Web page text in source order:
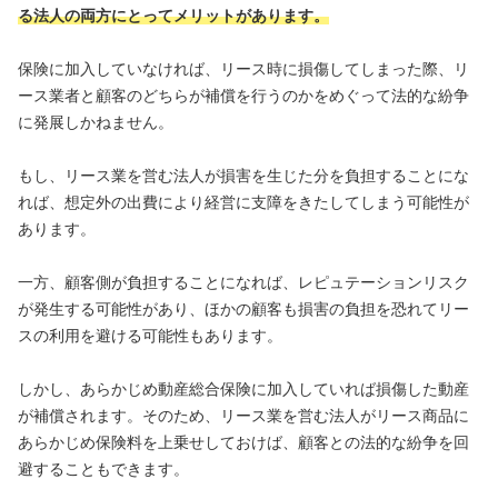
る法人の両方にとってメリットがあります。
保険に加入していなければ、リース時に損傷してしまった際、リ
ース業者と顧客のどちらが補償を行うのかをめぐって法的な紛争
に発展しかねません。
もし、リース業を営む法人が損害を生じた分を負担することにな
れば、想定外の出費により経営に支障をきたしてしまう可能性が
あります。
一方、顧客側が負担することになれば、レピュテーションリスク
が発生する可能性があり、ほかの顧客も損害の負担を恐れてリー
スの利用を避ける可能性もあります。
しかし、あらかじめ動産総合保険に加入していれば損傷した動産
が補償されます。そのため、リース業を営む法人がリース商品に
あらかじめ保険料を上乗せしておけば、顧客との法的な紛争を回
避することもできます。